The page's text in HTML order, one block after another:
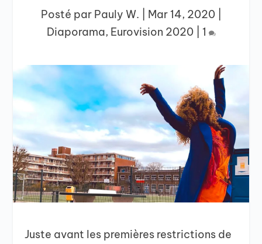
Posté par Pauly W. Mar 14, 2020|
Diaporama, Eurovision 2020| 1
Juste avant les premières restrictions de